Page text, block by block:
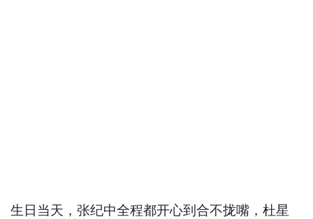
生日当天，张纪中全程都开心到合不拢嘴，杜星